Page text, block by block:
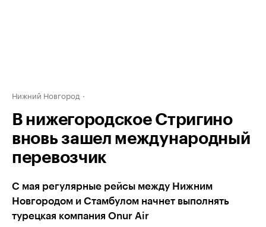
Нижний Новгород
В нижегородское Стригино
вновь зашел международный
перевозчик
С мая регулярные рейсы между Нижним
Новгородом и Стамбулом начнет выполнять
турецкая компания Onur Air